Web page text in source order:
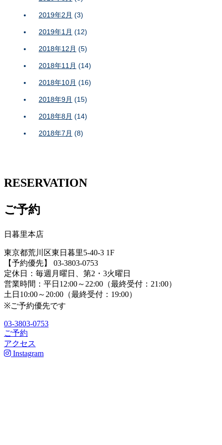
2019年2月 (3)
2019年1月 (12)
2018年12月 (5)
2018年11月 (14)
2018年10月 (16)
2018年9月 (15)
2018年8月 (14)
2018年7月 (8)
RESERVATION
ご予約
日暮里本店
東京都荒川区東日暮里5-40-3 1F
【予約優先】 03-3803-0753
定休日：毎週月曜日、第2・3火曜日
営業時間：平日12:00～22:00（最終受付：21:00）
土日10:00～20:00（最終受付：19:00）
※ご予約優先です
03-3803-0753
ご予約
アクセス
Instagram